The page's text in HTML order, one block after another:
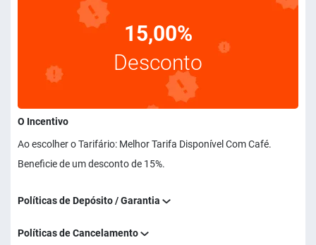
15,00%
Desconto
O Incentivo
Ao escolher o Tarifário: Melhor Tarifa Disponível Com Café.
Beneficie de um desconto de 15%.
Políticas de Depósito / Garantia
Políticas de Cancelamento